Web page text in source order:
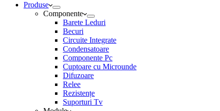
Produse
Componente
Barete Leduri
Becuri
Circuite Integrate
Condensatoare
Componente Pc
Cuptoare cu Microunde
Difuzoare
Relee
Rezistențe
Suporturi Tv